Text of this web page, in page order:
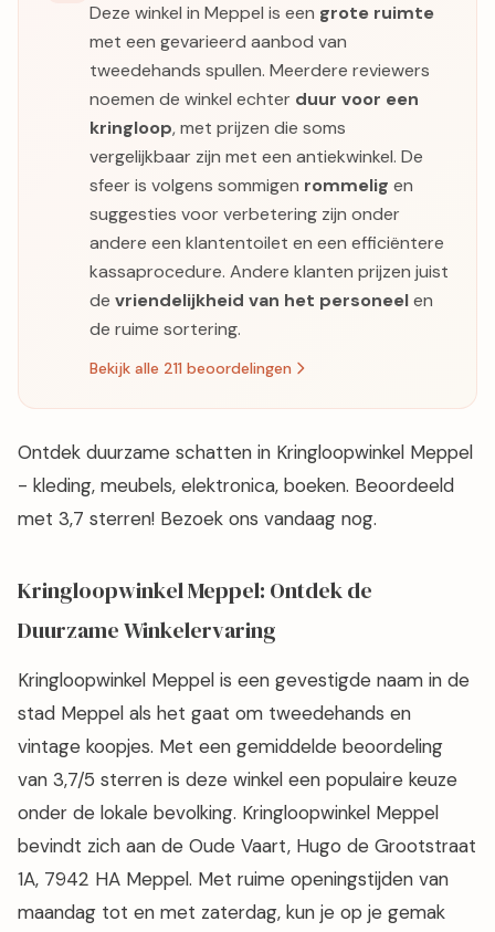
Deze winkel in Meppel is een grote ruimte
met een gevarieerd aanbod van
tweedehands spullen. Meerdere reviewers
noemen de winkel echter duur voor een
kringloop, met prijzen die soms
vergelijkbaar zijn met een antiekwinkel. De
sfeer is volgens sommigen rommelig en
suggesties voor verbetering zijn onder
andere een klantentoilet en een efficiëntere
kassaprocedure. Andere klanten prijzen juist
de vriendelijkheid van het personeelen
de ruime sortering.
Bekijk alle 211 beoordelingen
Ontdek duurzame schatten in Kringloopwinkel Meppel
- kleding, meubels, elektronica, boeken. Beoordeeld
met 3,7 sterren! Bezoek ons vandaag nog.
Kringloopwinkel Meppel: Ontdek de
Duurzame Winkelervaring
Kringloopwinkel Meppel is een gevestigde naam in de
stad Meppel als het gaat om tweedehands en
vintage koopjes. Met een gemiddelde beoordeling
van 3,7/5 sterren is deze winkel een populaire keuze
onder de lokale bevolking. Kringloopwinkel Meppel
bevindt zich aan de Oude Vaart, Hugo de Grootstraat
1A, 7942 HA Meppel. Met ruime openingstijden van
maandag tot en met zaterdag, kun je op je gemak